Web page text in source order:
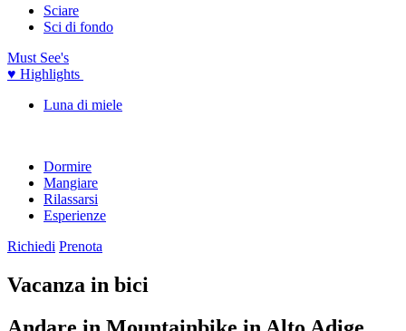
Sciare
Sci di fondo
Must See's
♥ Highlights
Luna di miele
Dormire
Mangiare
Rilassarsi
Esperienze
Richiedi Prenota
Vacanza in bici